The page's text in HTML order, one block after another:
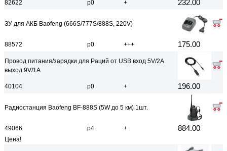
82622 р0 + 232.00
ЗУ для АКБ Baofeng (666S/777S/888S, 220V)
88572 р0 +++ 175.00
Провод питания/зарядки для Раций от USB вход 5V/2A
выход 9V/1A
40104 р0 + 196.00
Радиостанция Baofeng BF-888S (5W до 5 км) 1шт.
49066 р4 + 884.00
Цена!